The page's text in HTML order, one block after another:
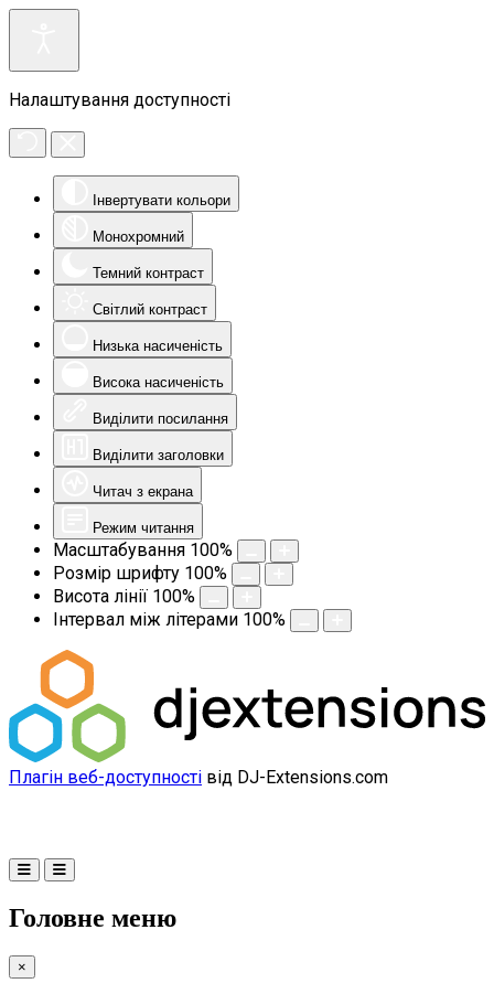
Налаштування доступності
Інвертувати кольори
Монохромний
Темний контраст
Світлий контраст
Низька насиченість
Висока насиченість
Виділити посилання
Виділити заголовки
Читач з екрана
Режим читання
Масштабування 100%
Розмір шрифту 100%
Висота лінії 100%
Інтервал між літерами 100%
Плагін веб-доступності від DJ-Extensions.com
Головне меню
×